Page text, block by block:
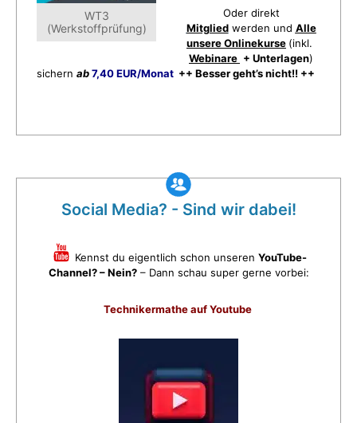
WT3
(Werkstoffprüfung)
Oder direkt
Mitgliedwerden und Alle
unsere Onlinekurse (inkl.
Webinare + Unterlagen)
sichern ab7,40 EUR/Monat ++ Besser geht’s nicht!! ++
Social Media? - Sind wir dabei!
Kennst du eigentlich schon unseren YouTube-
Channel? – Nein?– Dann schau super gerne vorbei:
Technikermathe auf Youtube